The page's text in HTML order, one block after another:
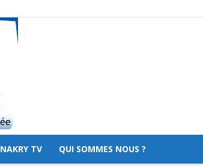
TV QUI SOMMES NOUS ?